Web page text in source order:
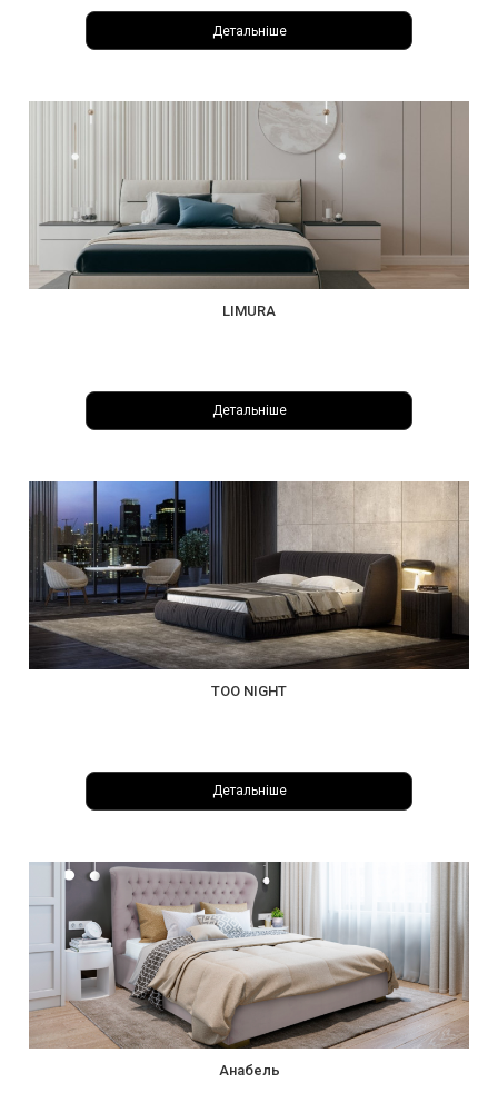
Детальніше
LIMURA
Детальніше
TOO NIGHT
Детальніше
Анабель